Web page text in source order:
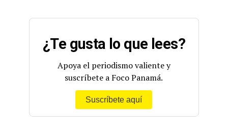
maleanteria.
Sean honestos 🇵🇦
https://t.co/kCmHSD9d8m
— Katleen Levy García (@KatleenLevyG)October 17,
¿Te gusta lo que lees?
Apoya el periodismo valiente y
suscríbete a Foco Panamá.
Suscríbete aquí